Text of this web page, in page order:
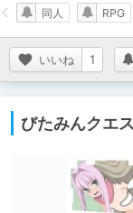
いいね 1
同人 RPG
びたみんクエ